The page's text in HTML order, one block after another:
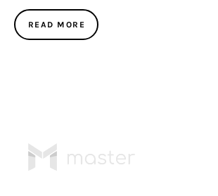
Argomenti
READ MORE